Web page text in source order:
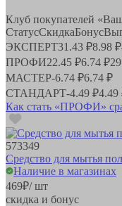
Клуб покупателей
СтатусСкидкаБонус
ЭКСПЕРТ31.43 ₽8.98 ₽
ПРОФИ22.45 ₽6.74 ₽
МАСТЕР-6.74 ₽6.74 ₽
СТАНДАРТ-4.49 ₽4.49
Как стать «ПРОФИ»
573349
Средство для мытья
Наличие в магазинах
469₽/ шт
скидка и бонус